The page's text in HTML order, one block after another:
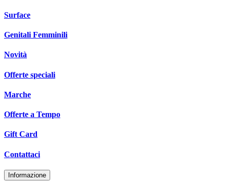
Surface
Genitali Femminili
Novità
Offerte speciali
Marche
Offerte a Tempo
Gift Card
Contattaci
Informazione